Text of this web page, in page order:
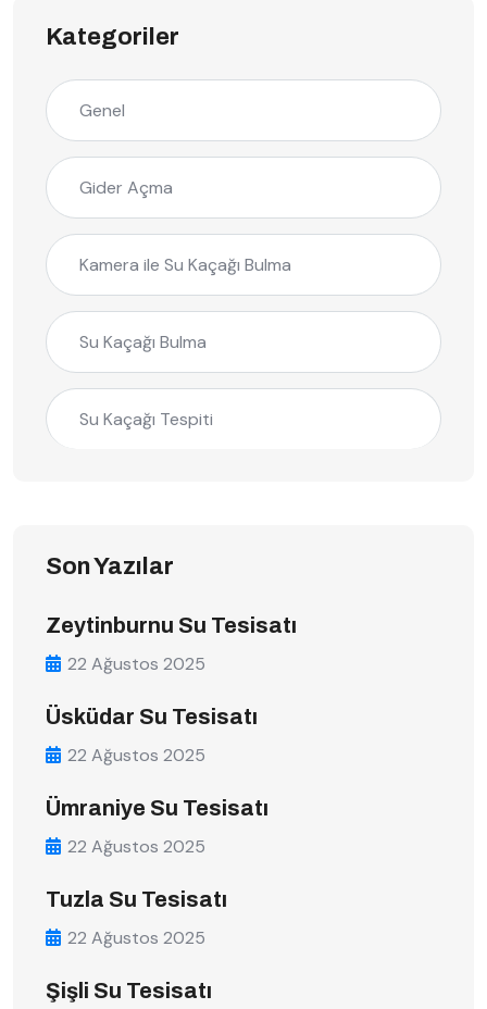
Kategoriler
Genel
Gider Açma
Kamera ile Su Kaçağı Bulma
Su Kaçağı Bulma
Su Kaçağı Tespiti
Son Yazılar
Zeytinburnu Su Tesisatı
22 Ağustos 2025
Üsküdar Su Tesisatı
22 Ağustos 2025
Ümraniye Su Tesisatı
22 Ağustos 2025
Tuzla Su Tesisatı
22 Ağustos 2025
Şişli Su Tesisatı